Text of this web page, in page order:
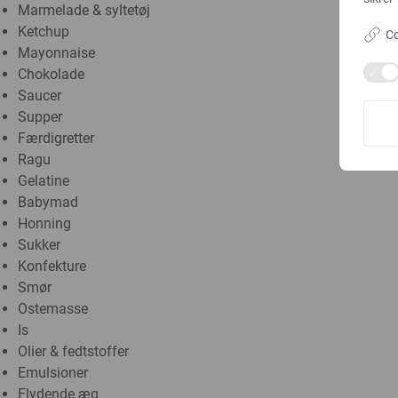
Marmelade & syltetøj
Ketchup
Mayonnaise
Chokolade
Saucer
Supper
Færdigretter
Ragu
Gelatine
Babymad
Honning
Sukker
Konfekture
Smør
Ostemasse
Is
Olier & fedtstoffer
Emulsioner
Flydende æg